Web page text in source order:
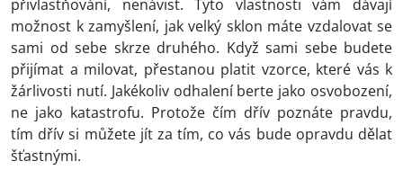
přivlastňování, nenávist. Tyto vlastnosti vám dávají
možnost k zamyšlení, jak velký sklon máte vzdalovat se
sami od sebe skrze druhého. Když sami sebe budete
přijímat a milovat, přestanou platit vzorce, které vás k
žárlivosti nutí. Jakékoliv odhalení berte jako osvobození,
ne jako katastrofu. Protože čím dřív poznáte pravdu,
tím dřív si můžete jít za tím, co vás bude opravdu dělat
šťastnými.